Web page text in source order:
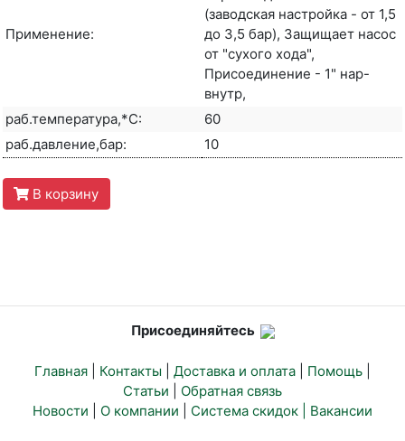
Применение:
(заводская настройка - от 1,5
до 3,5 бар), Защищает насос
от "сухого хода",
Присоединение - 1" нар-
внутр,
раб.температура,*С:
60
раб.давление,бар:
10
В корзину
Присоединяйтесь
Главная Контакты Доставка и оплата Помощь
Статьи
Обратная связь
Новости
О компании Система скидок | Вакансии